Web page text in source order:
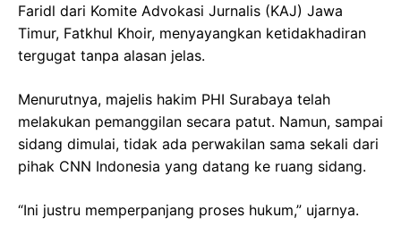
Faridl dari Komite Advokasi Jurnalis (KAJ) Jawa
Timur, Fatkhul Khoir, menyayangkan ketidakhadiran
tergugat tanpa alasan jelas.
Menurutnya, majelis hakim PHI Surabaya telah
melakukan pemanggilan secara patut. Namun, sampai
sidang dimulai, tidak ada perwakilan sama sekali dari
pihak CNN Indonesia yang datang ke ruang sidang.
“Ini justru memperpanjang proses hukum,” ujarnya.